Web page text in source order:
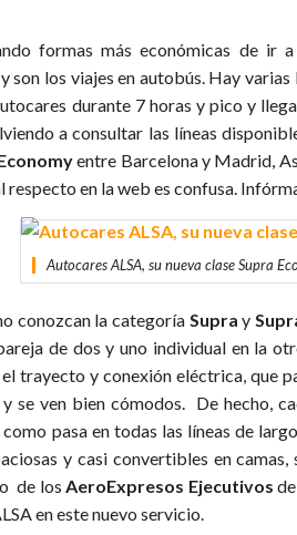
formas más económicas de ir a
son los viajes en autobús. Hay
durante 7 horas y pico y
a consultar las líneas
entre Barcelona y Madrid,
respecto en la web es confusa.
Autocares ALSA, su nueva clase Supra
conozcan la categoría Supra y
de dos y uno individual en la
trayecto y conexión eléctrica, que
se ven bien cómodos. De hecho,
pasa en todas las líneas de
y casi convertibles en
de losAeroExpresos Ejecutivos
en este nuevo servicio.